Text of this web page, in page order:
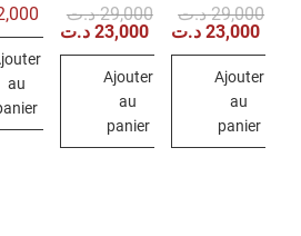
29,000 د.ت.23,000 د.ت.
au
29,000 د.ت
Le
prix
initial
était :
29,000 د.ت.
23,000 د.ت
Le
prix
actuel
est :
23,000 د.ت.
Ajouter
au
panier
29,000 د.ت
Le
était
23,000 د.ت
Le
est :
Ajouter
au
panier